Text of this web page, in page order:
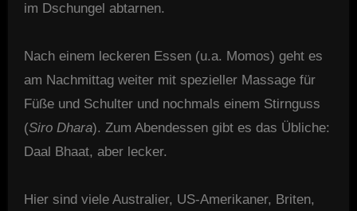
im Dschungel abtarnen.
Nach einem leckeren Essen (u.a. Momos) geht es
am Nachmittag weiter mit spezieller Massage für
Füße und Schulter und nochmals einem Stirnguss
(Siro Dhara). Zum Abendessen gibt es das Übliche:
Daal Bhaat, aber lecker.
Hier sind viele Australier, US-Amerikaner, Briten,